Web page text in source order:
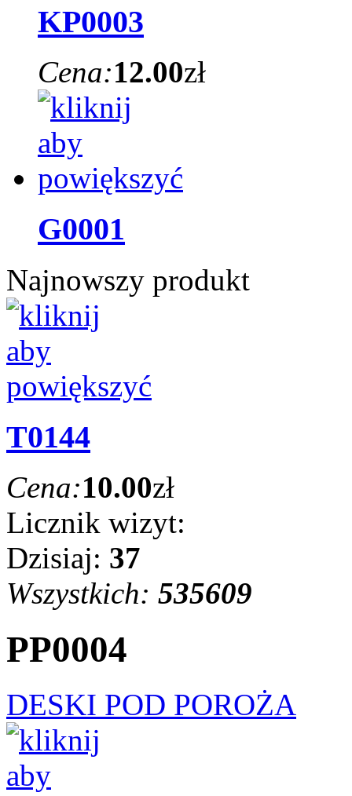
KP0003
Cena:12.00zł
G0001
Najnowszy produkt
T0144
Cena:10.00zł
Licznik wizyt:
Dzisiaj: 37
Wszystkich: 535609
PP0004
DESKI POD POROŻA